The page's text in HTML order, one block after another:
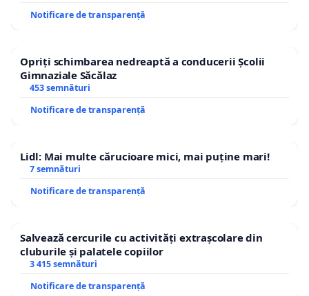
Notificare de transparență
Opriți schimbarea nedreaptă a conducerii Școlii
Gimnaziale Săcălaz
453 semnături
Notificare de transparență
Lidl: Mai multe cărucioare mici, mai puține mari!
7 semnături
Notificare de transparență
Salvează cercurile cu activități extrașcolare din
cluburile și palatele copiilor
3 415 semnături
Notificare de transparență